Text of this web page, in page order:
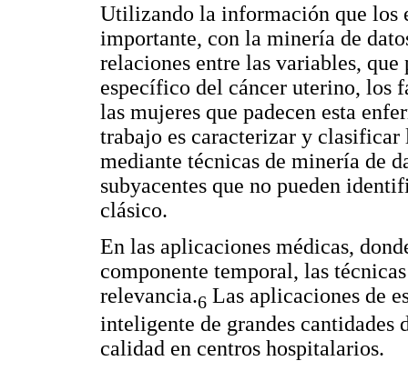
Utilizando la información que los
importante, con la minería de
relaciones entre las variables,
específico del cáncer uterino, los
las mujeres que padecen esta
trabajo es caracterizar y clasificar
mediante técnicas de minería de
subyacentes que no pueden
clásico.
En las aplicaciones médicas,
componente temporal, las
relevancia.6 Las aplicaciones de
inteligente de grandes cantidades
calidad en centros hospitalarios.